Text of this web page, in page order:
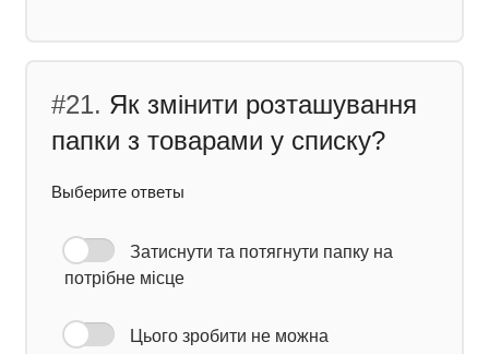
#21. Як змінити розташування
папки з товарами у списку?
Выберите ответы
Затиснути та потягнути папку на
потрібне місце
Цього зробити не можна